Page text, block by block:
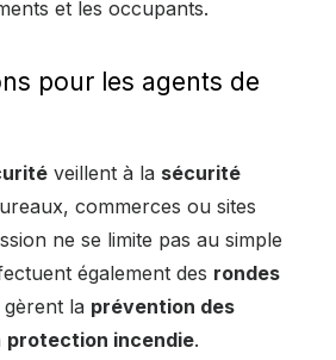
et les occupants.
pour les agents de
veillent à la sécurité
commerces ou sites
ne se limite pas au simple
également des rondes
gèrent la prévention des
protection incendie.